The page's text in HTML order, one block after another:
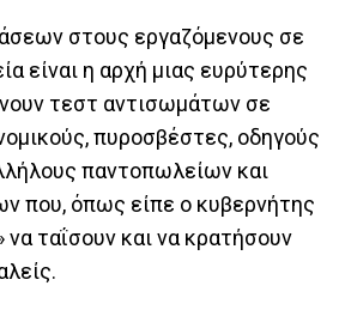
στους εργαζόμενους σε
είναι η αρχή μιας ευρύτερης
τεστ αντισωμάτων σε
πυροσβέστες, οδηγούς
παντοπωλείων και
που, όπως είπε ο κυβερνήτης
ταΐσουν και να κρατήσουν